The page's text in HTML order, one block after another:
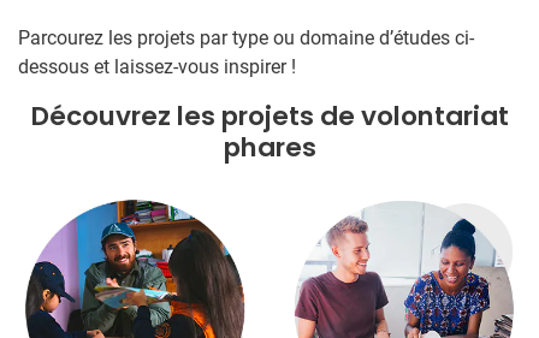
Parcourez les projets par type ou domaine d’études ci-
dessous et laissez-vous inspirer !
Découvrez les projets de volontariat
phares